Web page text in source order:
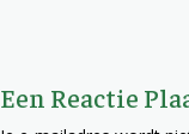
Een Reactie